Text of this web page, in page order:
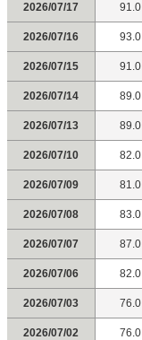
2026/07/17 91.0
2026/07/16 93.0
2026/07/15 91.0
2026/07/14 89.0
2026/07/13 89.0
2026/07/10 82.0
2026/07/09 81.0
2026/07/08 83.0
2026/07/07 87.0
2026/07/06 82.0
2026/07/03 76.0
2026/07/02 76.0